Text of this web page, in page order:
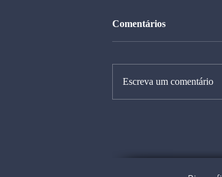
Comentários
Escreva um comentário